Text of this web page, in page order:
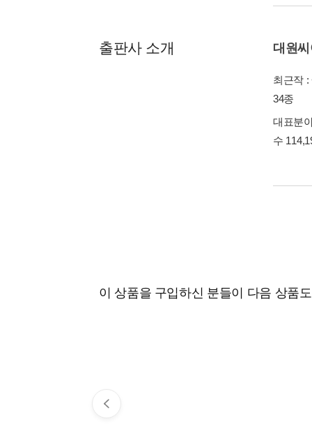
출판사 소개 대원
최근작 :
34종
대표분
수
이 상품을 구입하신 분들이 다음 상품